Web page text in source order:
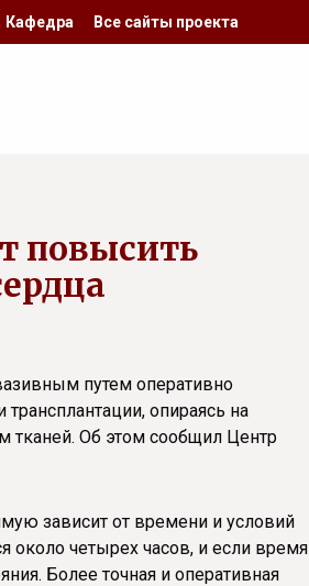
Кафедра Все сайты проекта
повысить
путем оперативно
опираясь на
Об этом сообщил Центр
зависит от времени и условий
около четырех часов, и если время
Более точная и оперативная